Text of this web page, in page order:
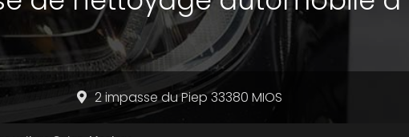
2 impasse du Piep 33380 MIOS